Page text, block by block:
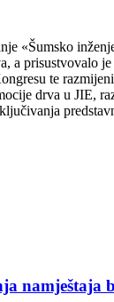
«Šumsko
prisustvovalo
te
drva u JIE,
namještaja